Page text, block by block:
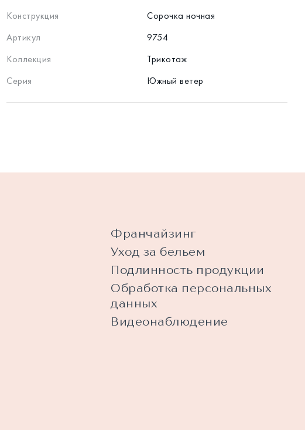
Конструкция
Сорочка ночная
Артикул
9754
Коллекция
Трикотаж
Серия
Южный ветер
Франчайзинг
Уход за бельем
Подлинность продукции
Обработка персональных
данных
Видеонаблюдение